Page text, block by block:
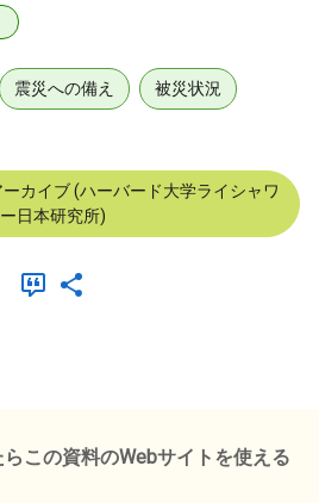
震災への備え 被災状況
ーカイブ (ハーバード大学ライシャワ
ー日本研究所)
らこの資料のWebサイトを使える